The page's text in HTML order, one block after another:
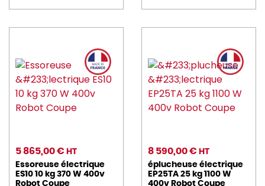
5 865,00 € HT
Essoreuse électrique
ES10 10 kg 370 W 400v
Robot Coupe
8 590,00 € HT
éplucheuse électrique
EP25TA 25 kg 1100 W
400v Robot Coupe